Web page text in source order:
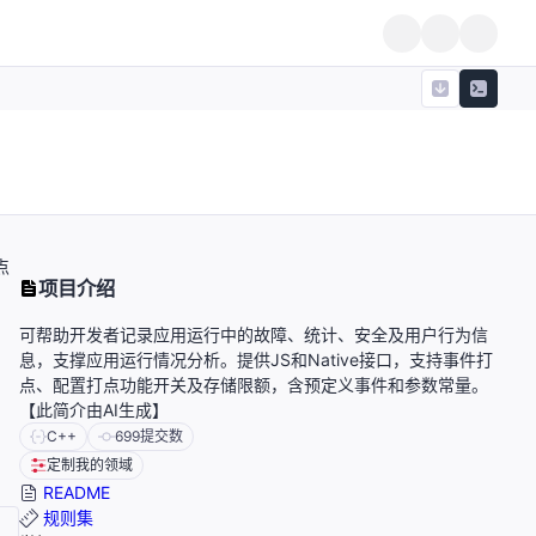
项目介绍
可帮助开发者记录应用运行中的故障、统计、安全及用户行为信
息，支撑应用运行情况分析。提供JS和Native接口，支持事件打
点、配置打点功能开关及存储限额，含预定义事件和参数常量。
【此简介由AI生成】
C++ 699提交数
定制我的领域
README
规则集